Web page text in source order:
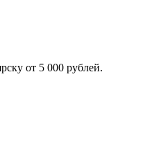
от 5 000 рублей.